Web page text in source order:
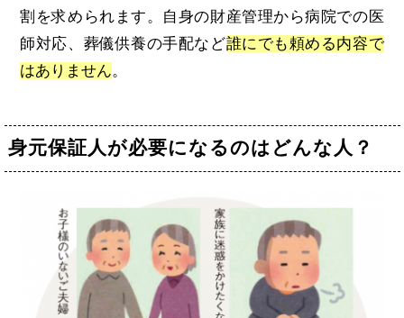
割を求められます。自身の財産管理から病院での医
師対応、葬儀供養の手配など誰にでも頼める内容で
はありません。
身元保証人が必要になるのはどんな人？